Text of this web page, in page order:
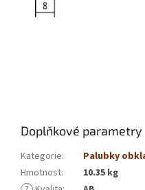
Doplňkové parametry
Kategorie:
Palubky
Hmotnost:
10.35 kg